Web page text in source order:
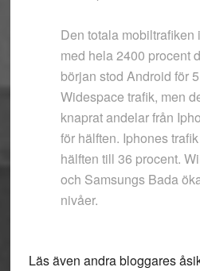
Den totala mobiltrafiken
med hela 2400 procent
början stod Android för
Widespace trafik, men
knaprat andelar från
för hälften. Iphones
hälften till 36 procent.
och Samsungs Bada
nivåer.
Läs även andra bloggares